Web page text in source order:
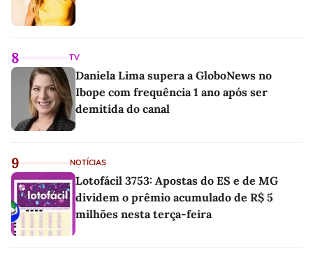
8 TV
Daniela Lima supera a GloboNews no
Ibope com frequência 1 ano após ser
demitida do canal
9 NOTÍCIAS
Lotofácil 3753: Apostas do ES e de MG
dividem o prêmio acumulado de R$ 5
milhões nesta terça-feira